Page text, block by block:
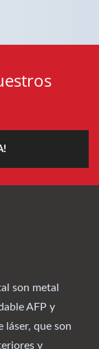
son metal
AFP y
láser, que son
y